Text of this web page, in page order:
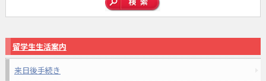
留学生生活案内
来日後手続き